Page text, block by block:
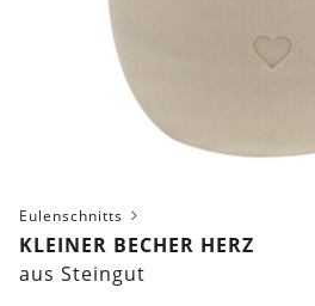
Eulenschnitts
KLEINER BECHER HERZ
aus Steingut